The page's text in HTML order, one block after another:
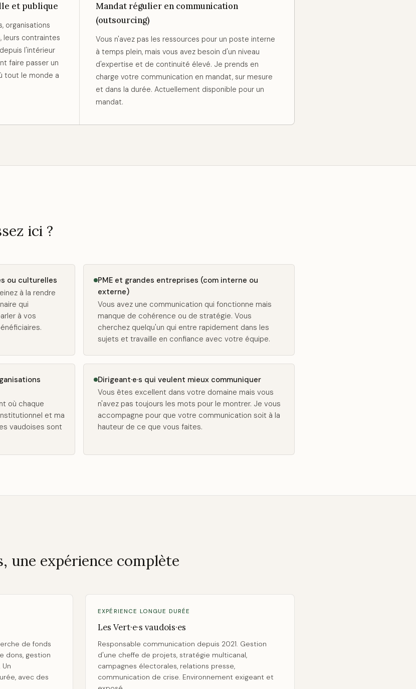
et publique
organisations
leurs contraintes
l'intérieur
faire passer un
tout le monde a
Mandat régulier en communication
(outsourcing)
Vous n'avez pas les ressources pour un poste interne
à temps plein, mais vous avez besoin d'un niveau
d'expertise et de continuité élevé. Je prends en
charge votre communication en mandat, sur mesure
et dans la durée. Actuellement disponible pour un
mandat.
ici ?
ou culturelles
à la rendre
qui
à vos
PME et grandes entreprises (com interne ou
externe)
Vous avez une communication qui fonctionne mais
manque de cohérence ou de stratégie. Vous
cherchez quelqu'un qui entre rapidement dans les
sujets et travaille en confiance avec votre équipe.
où chaque
et ma
vaudoises sont
Dirigeant·e·s qui veulent mieux communiquer
Vous êtes excellent dans votre domaine mais vous
n'avez pas toujours les mots pour le montrer. Je vous
accompagne pour que votre communication soit à la
hauteur de ce que vous faites.
une expérience complète
de fonds
dons, gestion
avec des
EXPÉRIENCE LONGUE DURÉE
Les Vert·e·s vaudois·es
Responsable communication depuis 2021. Gestion
d'une cheffe de projets, stratégie multicanal,
campagnes électorales, relations presse,
communication de crise. Environnement exigeant et